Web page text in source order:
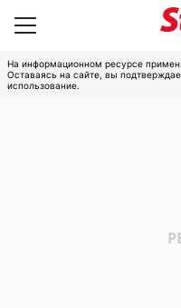
На информационном ресурсе
Оставаясь на сайте, вы
использование.